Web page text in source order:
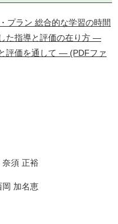
プラン 総合的な学習の時間
た指導と評価の在り方 ―
評価を通して ― (PDFファ
奈須 正裕
岡 加名恵